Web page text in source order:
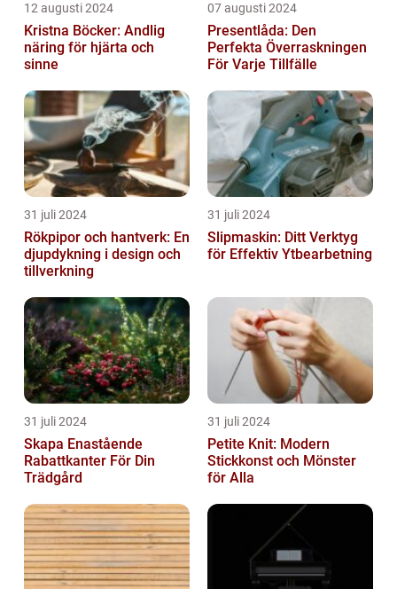
12 augusti 2024
Kristna Böcker: Andlig
näring för hjärta och
sinne
07 augusti 2024
Presentlåda: Den
Perfekta Överraskningen
För Varje Tillfälle
31 juli 2024
Rökpipor och hantverk: En
djupdykning i design och
tillverkning
31 juli 2024
Slipmaskin: Ditt Verktyg
för Effektiv Ytbearbetning
31 juli 2024
Skapa Enastående
Rabattkanter För Din
Trädgård
31 juli 2024
Petite Knit: Modern
Stickkonst och Mönster
för Alla